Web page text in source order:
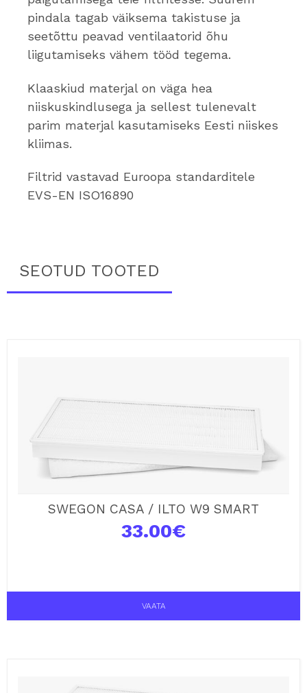
pindala tagab väiksema takistuse ja
seetõttu peavad ventilaatorid õhu
liigutamiseks vähem tööd tegema.
Klaaskiud materjal on väga hea
niiskuskindlusega ja sellest tulenevalt
parim materjal kasutamiseks Eesti niiskes
kliimas.
Filtrid vastavad Euroopa standarditele
EVS-EN ISO16890
SEOTUD TOOTED
SWEGON CASA / ILTO W9 SMART
33.00€
VAATA